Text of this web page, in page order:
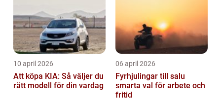
10 april 2026
Att köpa KIA: Så väljer du
rätt modell för din vardag
06 april 2026
Fyrhjulingar till salu
smarta val för arbete och
fritid